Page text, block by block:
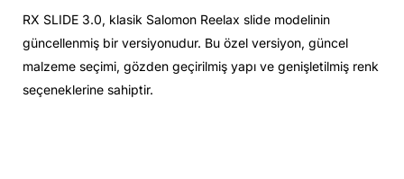
RX SLIDE 3.0, klasik Salomon Reelax slide modelinin
güncellenmiş bir versiyonudur. Bu özel versiyon, güncel
malzeme seçimi, gözden geçirilmiş yapı ve genişletilmiş renk
seçeneklerine sahiptir.